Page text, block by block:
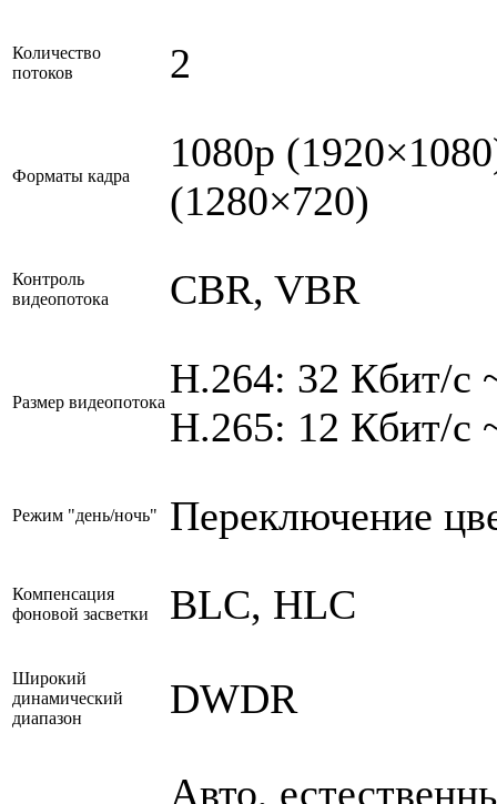
Количество
потоков
2
Форматы кадра
1080p
(1280×720)
Контроль
видеопотока
CBR, VBR
Размер видеопотока
H.264: 32 Кбит/с
H.265: 12 Кбит/с
Режим "день/ночь" Переключение
Компенсация
фоновой засветки
BLC, HLC
Широкий
динамический
диапазон
DWDR
Авто,